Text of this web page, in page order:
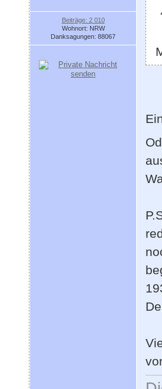
Beiträge: 2 010
Wohnort: NRW
Danksagungen: 88067